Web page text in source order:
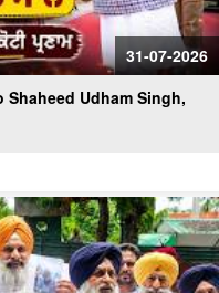
31-07-2026
Udham Singh,